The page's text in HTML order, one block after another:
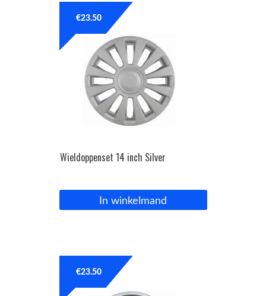
Wieldoppenset 14 inch Silver
€23.50
In winkelmand
€23.50